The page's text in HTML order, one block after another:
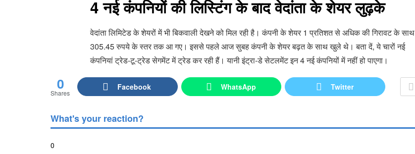
4 नई कंपनियों की लिस्टिंग के बाद वेदांता के शेयर लुढ़के
वेदांता लिमिटेड के शेयरों में भी बिकवाली देखने को मिल रही है। कंपनी के शेयर 1 प्रतिशत से अधिक की गिरावट के साथ
305.45 रुपये के स्तर तक आ गए। इससे पहले आज सुबह कंपनी के शेयर बढ़त के साथ खुले थे। बता दें, ये चारों नई
कंपनियां ट्रेड-टू-ट्रेड सेगमेंट में ट्रेड कर रही हैं। यानी इंट्रा-डे सेटलमेंट इन 4 नई कंपनियों में नहीं हो पाएगा।
0
Shares
Facebook WhatsApp Twitter
What's your reaction?
0